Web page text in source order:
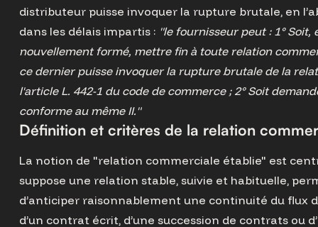
distributeur puisse invoquer la rupture brutale, en
dans les délais impartis : "le fournisseur peut : 1°
nouvellement formé, mettre fin à toute relation
ce dernier puisse invoquer la rupture brutale de la
l'article L. 442-1 du code de commerce ; 2° Soit
conforme au même II."
Définition et critères de la relation
La notion de "relation commerciale établie" est
suppose une relation stable, suivie et habituelle,
d’anticiper raisonnablement une continuité du flux
d’un contrat écrit, d’une succession de contrats ou